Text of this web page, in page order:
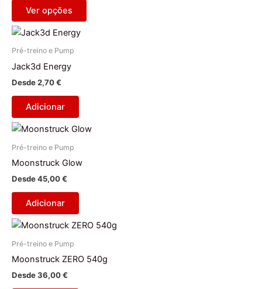
product
page
Ver opções
The
options
may
be
chosen
product
page
Pré-treino e Pump
Jack3d Energy
Desde2,70€
Adicionar
Pré-treino e Pump
Moonstruck Glow
Desde45,00€
Adicionar
Pré-treino e Pump
Moonstruck ZERO 540g
Desde36,00€